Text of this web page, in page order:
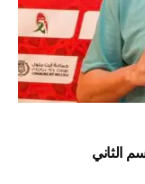
الثاني